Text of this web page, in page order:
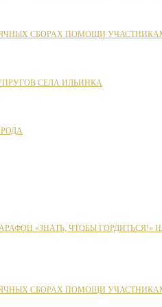
СБОРАХ ПОМОЩИ
СЕЛА ИЛЬИНКА
«ЗНАТЬ, ЧТОБЫ ГОРДИТЬСЯ!»
СБОРАХ ПОМОЩИ